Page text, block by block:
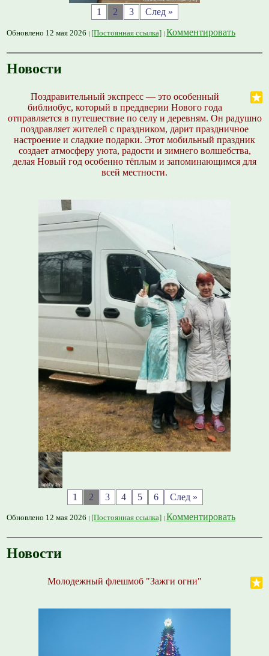
1 2 3 След »
Обновлено 12 мая 2026 [Постоянная ссылка] Комментировать
Новости
Поздравительный экспресс — это особенный
библиобус, который в преддверии Нового года
отправляется в путешествие по селу и деревням. Он радушно
поздравляет жителей с праздником, дарит праздничное
настроение и сладкие подарки. Этот мобильный праздник
создает атмосферу уюта, радости и зимнего волшебства,
делая Новый год особенно тёплым и запоминающимся для
всей местности.
1 2 3 4 5 6 След »
Обновлено 12 мая 2026 [Постоянная ссылка] Комментировать
Новости
Молодежный флешмоб "Зажги огни"